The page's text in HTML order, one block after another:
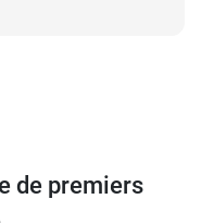
de premiers